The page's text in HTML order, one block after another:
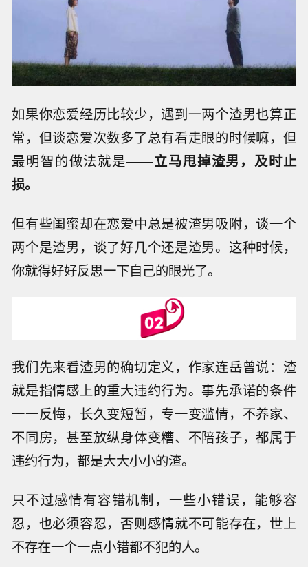
如果你恋爱经历比较少，遇到一两个渣男也算正
常，但谈恋爱次数多了总有看走眼的时候嘛，但
最明智的做法就是——立马甩掉渣男，及时止
损。
但有些闺蜜却在恋爱中总是被渣男吸附，谈一个
两个是渣男，谈了好几个还是渣男。这种时候，
你就得好好反思一下自己的眼光了。
我们先来看渣男的确切定义，作家连岳曾说：渣
就是指情感上的重大违约行为。事先承诺的条件
一一反悔，长久变短暂，专一变滥情，不养家、
不同房，甚至放纵身体变糟、不陪孩子，都属于
违约行为，都是大大小小的渣。
只不过感情有容错机制，一些小错误，能够容
忍，也必须容忍，否则感情就不可能存在，世上
不存在一个一点小错都不犯的人。